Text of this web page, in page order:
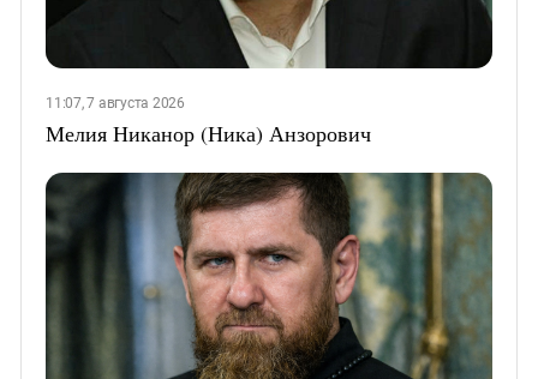
11:07, 7 августа 2026
Мелия Никанор (Ника) Анзорович